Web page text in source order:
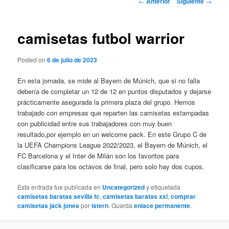
camisetas futbol warrior
Posted on6 de julio de 2023
En esta jornada, se mide al Bayern de Múnich, que si no falla
debería de completar un 12 de 12 en puntos disputados y dejarse
prácticamente asegurada la primera plaza del grupo. Hemos
trabajado con empresas que reparten las camisetas estampadas
con publicidad entre sus trabajadores con muy buen
resultado,por ejemplo en un welcome pack. En este Grupo C de
la UEFA Champions League 2022/2023, el Bayern de Múnich, el
FC Barcelona y el Inter de Milán son los favoritos para
clasificarse para los octavos de final, pero solo hay dos cupos.
Esta entrada fue publicada en Uncategorizedy etiquetada
camisetas baratas sevilla fc,camisetas baratas xxl,comprar
camisetas jack jonesporistern. Guardaenlace permanente.